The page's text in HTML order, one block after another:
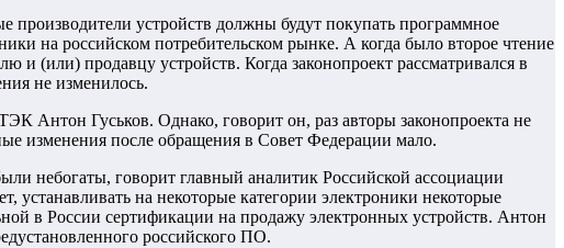
производители устройств должны будут покупать программное
на российском потребительском рынке. А когда было второе чтение
и (или) продавцу устройств. Когда законопроект рассматривался в
не изменилось.
Антон Гуськов. Однако, говорит он, раз авторы законопроекта не
изменения после обращения в Совет Федерации мало.
небогаты, говорит главный аналитик Российской ассоциации
устанавливать на некоторые категории электроники некоторые
в России сертификации на продажу электронных устройств. Антон
российского ПО.